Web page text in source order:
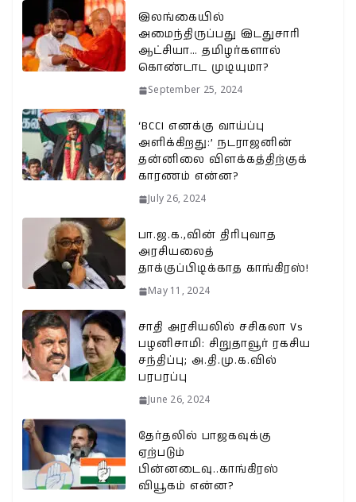
இலங்கையில்
அமைந்திருப்பது இடதுசாரி
ஆட்சியா… தமிழர்களால்
கொண்டாட முடியுமா?
September 25, 2024
‘BCCI எனக்கு வாய்ப்பு
அளிக்கிறது:’ நடராஜனின்
தன்னிலை விளக்கத்திற்குக்
காரணம் என்ன?
July 26, 2024
பா.ஜ.க.,வின் திரிபுவாத
அரசியலைத்
தாக்குப்பிடிக்காத காங்கிரஸ்!
May 11, 2024
சாதி அரசியலில் சசிகலா Vs
பழனிசாமி: சிறுதாவூர் ரகசிய
சந்திப்பு; அ.தி.மு.க.வில்
பரபரப்பு
June 26, 2024
தேர்தலில் பாஜகவுக்கு
ஏற்படும்
பின்னடைவு..காங்கிரஸ்
வியூகம் என்ன?